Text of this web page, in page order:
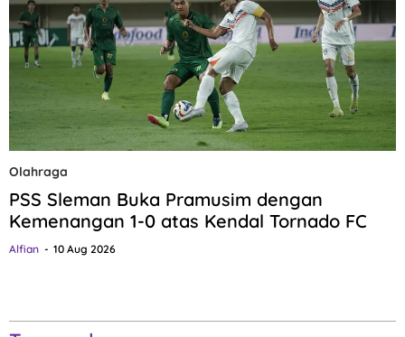
Olahraga
PSS Sleman Buka Pramusim dengan
Kemenangan 1-0 atas Kendal Tornado FC
Alfian 10 Aug 2026